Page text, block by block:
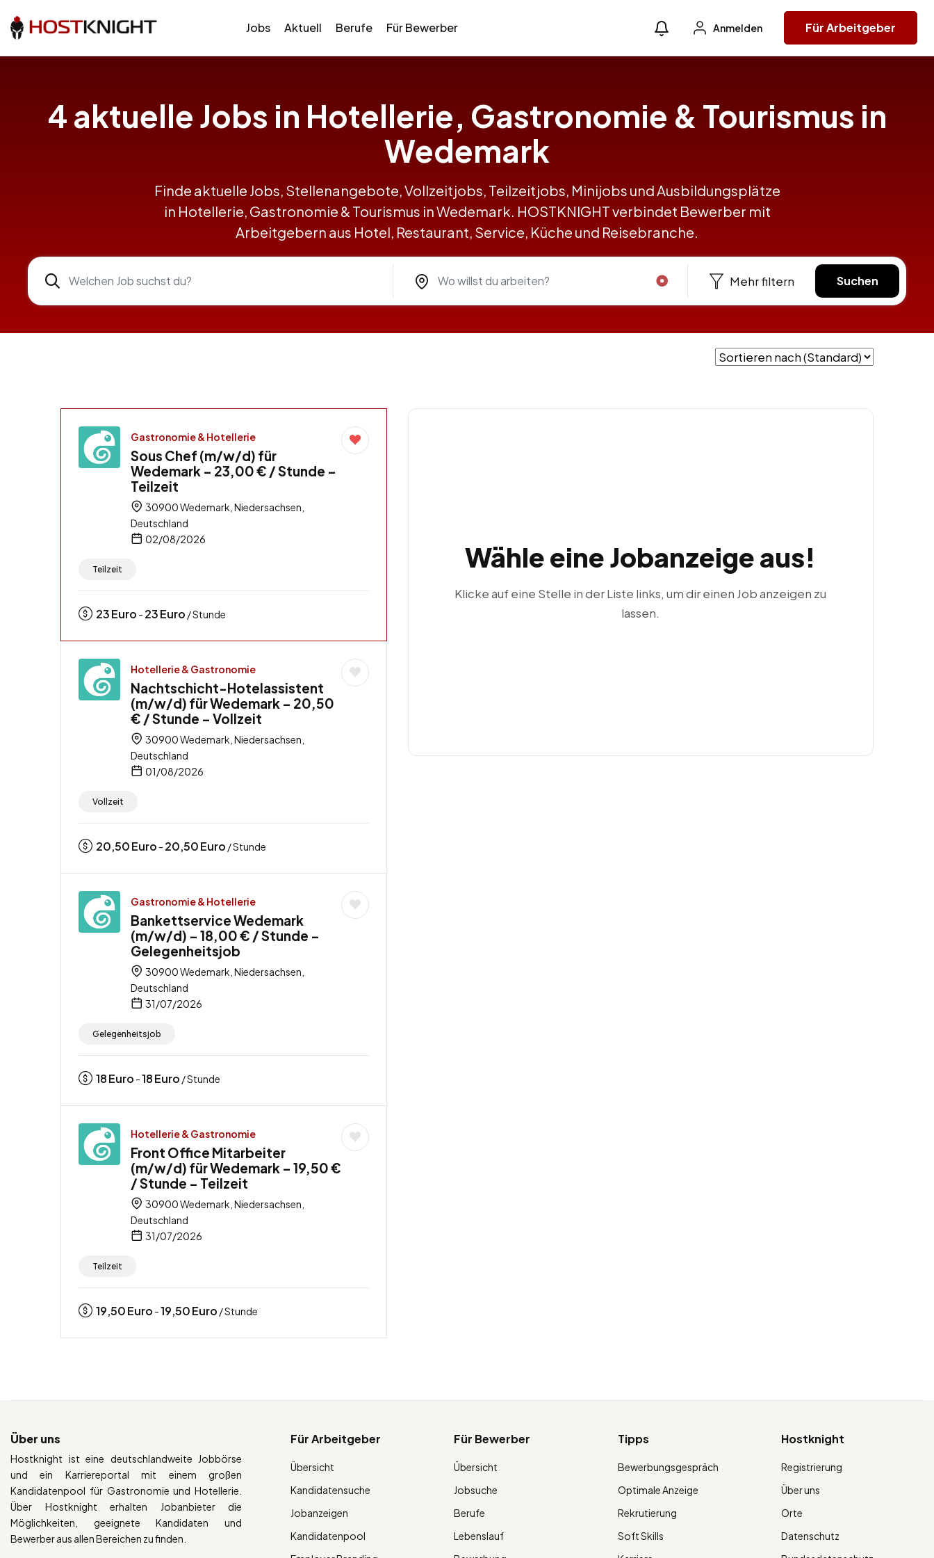
Jobs Aktuell Berufe Für Bewerber Anmelden Für Arbeitgeber
4 aktuelle Jobs in Hotellerie, Gastronomie & Tourismus in
Wedemark
Finde aktuelle Jobs, Stellenangebote, Vollzeitjobs, Teilzeitjobs, Minijobs und Ausbildungsplätze
in Hotellerie, Gastronomie & Tourismus in Wedemark. HOSTKNIGHT verbindet Bewerber mit
Arbeitgebern aus Hotel, Restaurant, Service, Küche und Reisebranche.
Mehr filtern Suchen
Gastronomie & Hotellerie
Sous Chef (m/w/d) für
Wedemark – 23,00 € / Stunde –
Teilzeit
30900 Wedemark, Niedersachsen,
Deutschland
02/08/2026
Teilzeit
23Euro - 23Euro / Stunde
Hotellerie & Gastronomie
Nachtschicht-Hotelassistent
(m/w/d) für Wedemark – 20,50
€ / Stunde – Vollzeit
30900 Wedemark, Niedersachsen,
Deutschland
01/08/2026
Vollzeit
20,50Euro - 20,50Euro / Stunde
Gastronomie & Hotellerie
Bankettservice Wedemark
(m/w/d) – 18,00 € / Stunde –
Gelegenheitsjob
30900 Wedemark, Niedersachsen,
Deutschland
31/07/2026
Gelegenheitsjob
18Euro -18Euro / Stunde
Hotellerie & Gastronomie
Front Office Mitarbeiter
(m/w/d) für Wedemark – 19,50 €
/ Stunde – Teilzeit
30900 Wedemark, Niedersachsen,
Deutschland
31/07/2026
Teilzeit
19,50Euro -19,50Euro / Stunde
Wähle eine Jobanzeige aus!
Klicke auf eine Stelle in der Liste links, um dir einen Job anzeigen zu
lassen.
Über uns
Hostknight ist eine deutschlandweite Jobbörse
und ein Karriereportal mit einem großen
Kandidatenpool für Gastronomie und Hotellerie.
Über Hostknight erhalten Jobanbieter die
Möglichkeiten, geeignete Kandidaten und
Bewerber aus allen Bereichen zu finden.
Für Arbeitgeber
Übersicht
Kandidatensuche
Jobanzeigen
Kandidatenpool
Für Bewerber
Übersicht
Jobsuche
Berufe
Lebenslauf
Tipps
Bewerbungsgespräch
Optimale Anzeige
Rekrutierung
Soft Skills
Hostknight
Registrierung
Über uns
Orte
Datenschutz